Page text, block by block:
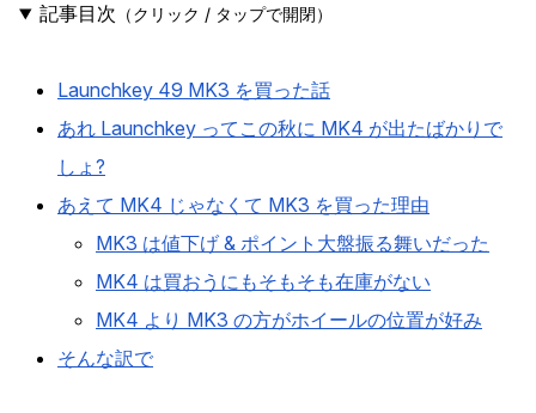
記事目次 （クリック / タップで開閉）
Launchkey 49 MK3 を買った話
あれ Launchkey ってこの秋に MK4 が出たばかりで
しょ?
あえて MK4 じゃなくて MK3 を買った理由
MK3 は値下げ & ポイント大盤振る舞いだった
MK4 は買おうにもそもそも在庫がない
MK4 より MK3 の方がホイールの位置が好み
そんな訳で